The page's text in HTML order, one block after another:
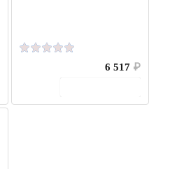
6 517 ₽